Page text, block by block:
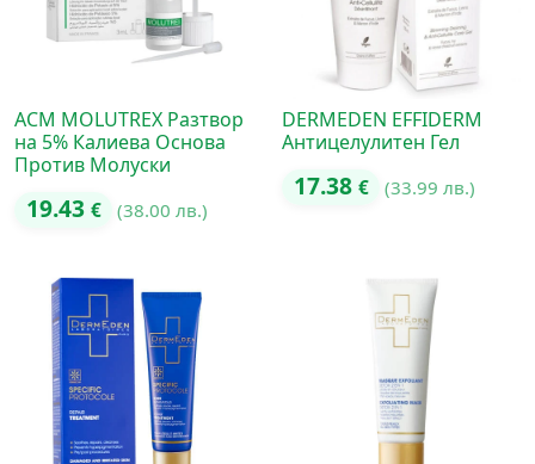
ACM MOLUTREX Разтвор
на 5% Калиева Основа
Против Молуски
19.43 € (38.00 лв.)
DERMEDEN EFFIDERM
Антицелулитен Гел
17.38 € (33.99 лв.)